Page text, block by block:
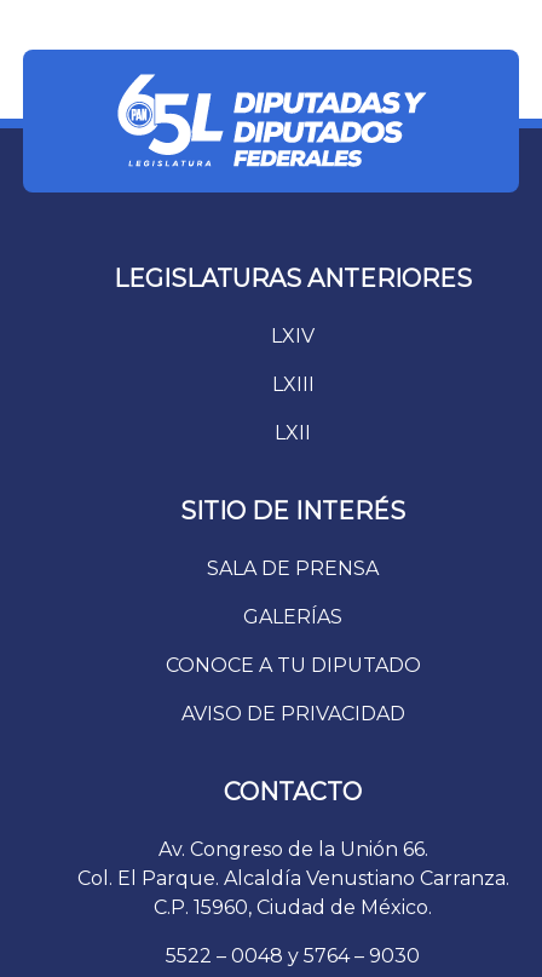
LEGISLATURAS ANTERIORES
LXIV
LXIII
LXII
SITIO DE INTERÉS
SALA DE PRENSA
GALERÍAS
CONOCE A TU DIPUTADO
AVISO DE PRIVACIDAD
CONTACTO
Av. Congreso de la Unión 66.
Col. El Parque. Alcaldía Venustiano Carranza.
C.P. 15960, Ciudad de México.
5522 – 0048 y 5764 – 9030